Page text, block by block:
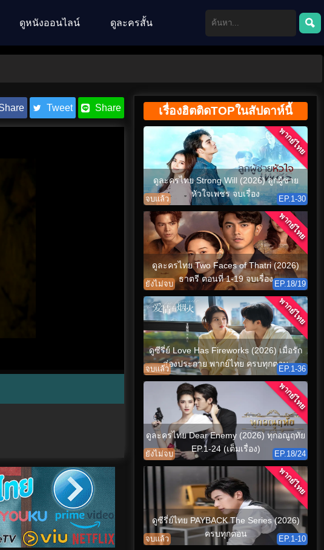
ดูหนังออนไลน์ ดูละครสั้น
Tweet Share เรื่องฮิตติดTOPในสัปดาห์นี้
ดูละครไทย Strong Will (2026) ลูกผู้ชาย
หัวใจเพชร จบเรื่อง
จบแล้ว EP.1-30
พากย์ไทย
ดูละครไทย Two Faces of Thatri (2026)
ธาตรี ตอนที่ 1-19 จบเรื่อง
ยังไม่จบ EP.18/19
พากย์ไทย
ดูซีรี่ย์ Love Has Fireworks (2026) เมื่อรัก
ส่องประกาย พากย์ไทย ครบทุกตอน
จบแล้ว EP.1-36
พากย์ไทย
ดูละครไทย Dear Enemy (2026) ทุกอณูฤทัย
EP.1-24 (เต็มเรื่อง)
ยังไม่จบ EP.18/24
พากย์ไทย
ดูซีรี่ย์ไทย PAYBACK The Series (2026)
ครบทุกตอน
จบแล้ว EP.1-10
พากย์ไทย